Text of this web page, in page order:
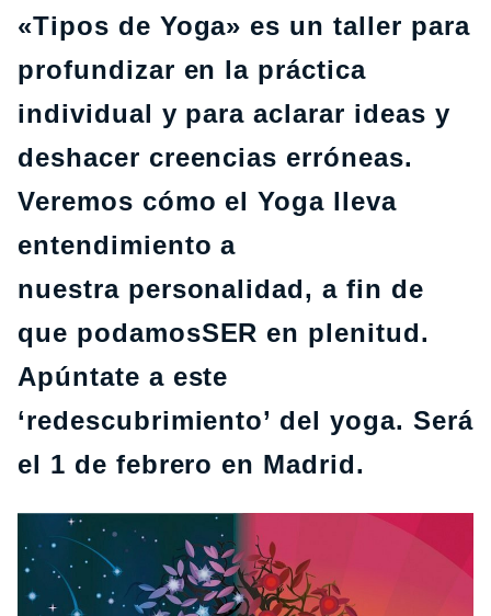
«Tipos de Yoga» es un taller para
profundizar en la práctica
individual y para aclarar ideas y
deshacer creencias erróneas.
Veremos cómo el Yoga lleva
entendimiento a
nuestra personalidad, a fin de
que podamosSER en plenitud.
Apúntate a este
‘redescubrimiento’ del yoga. Será
el 1 de febrero en Madrid.